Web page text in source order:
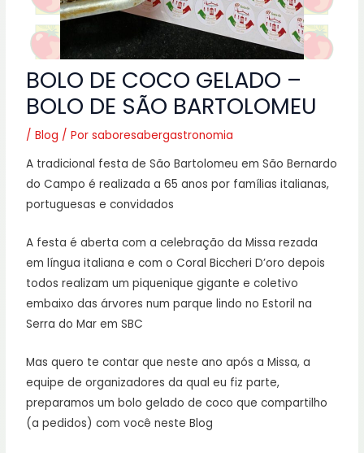
BOLO DE COCO GELADO –
BOLO DE SÃO BARTOLOMEU
/Blog / Porsaboresabergastronomia
A tradicional festa de São Bartolomeu em São Bernardo
do Campo é realizada a 65 anos por famílias italianas,
portuguesas e convidados
A festa é aberta com a celebração da Missa rezada
em língua italiana e com o Coral Biccheri D’oro depois
todos realizam um piquenique gigante e coletivo
embaixo das árvores num parque lindo no Estoril na
Serra do Mar em SBC
Mas quero te contar que neste ano após a Missa, a
equipe de organizadores da qual eu fiz parte,
preparamos um bolo gelado de coco que compartilho
(a pedidos) com você neste Blog